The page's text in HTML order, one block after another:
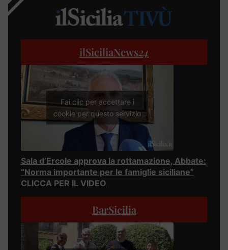
ilSiciliaNews24
Fai clic per accettare i
cookie per questo servizio
Sala d’Ercole approva la rottamazione, Abbate:
“Norma importante per le famiglie siciliane”
CLICCA PER IL VIDEO
BarSicilia